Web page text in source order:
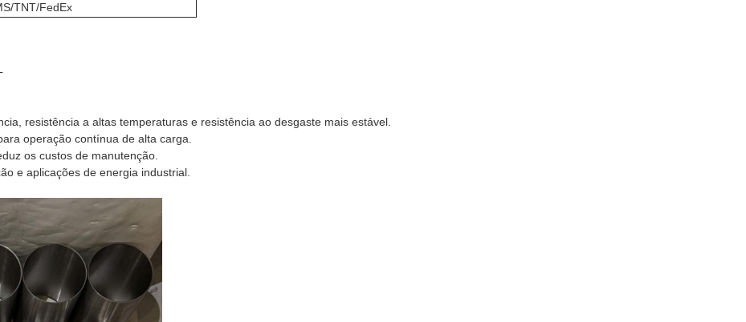
TNT/FedEx
resistência a altas temperaturas e resistência ao desgaste mais estável.
operação contínua de alta carga.
os custos de manutenção.
e aplicações de energia industrial.